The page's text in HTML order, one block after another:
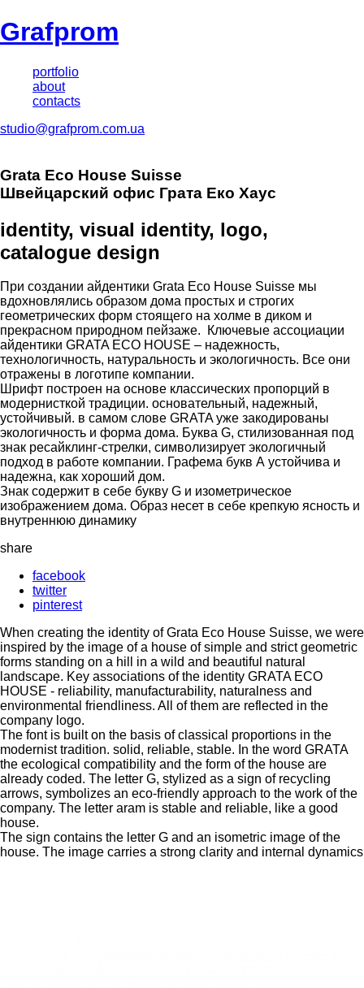
Grafprom
portfolio
about
contacts
studio@grafprom.com.ua
Grata Eco House Suisse
Швейцарский офис Грата Еко Хаус
identity, visual identity, logo,
catalogue design
При создании айдентики Grata Eco House Suisse мы
вдохновлялись образом дома простых и строгих
геометрических форм стоящего на холме в диком и
прекрасном природном пейзаже. Ключевые ассоциации
айдентики GRATA ECO HOUSE – надежность,
технологичность, натуральность и экологичность. Все они
отражены в логотипе компании.
Шрифт построен на основе классических пропорций в
модернисткой традиции. основательный, надежный,
устойчивый. в самом слове GRATA уже закодированы
экологичность и форма дома. Буква G, стилизованная под
знак ресайклинг-стрелки, символизирует экологичный
подход в работе компании. Графема букв А устойчива и
надежна, как хороший дом.
Знак содержит в себе букву G и изометрическое
изображением дома. Образ несет в себе крепкую ясность и
внутреннюю динамику
share
facebook
twitter
pinterest
When creating the identity of Grata Eco House Suisse, we were
inspired by the image of a house of simple and strict geometric
forms standing on a hill in a wild and beautiful natural
landscape. Key associations of the identity GRATA ECO
HOUSE - reliability, manufacturability, naturalness and
environmental friendliness. All of them are reflected in the
company logo.
The font is built on the basis of classical proportions in the
modernist tradition. solid, reliable, stable. In the word GRATA
the ecological compatibility and the form of the house are
already coded. The letter G, stylized as a sign of recycling
arrows, symbolizes an eco-friendly approach to the work of the
company. The letter aram is stable and reliable, like a good
house.
The sign contains the letter G and an isometric image of the
house. The image carries a strong clarity and internal dynamics